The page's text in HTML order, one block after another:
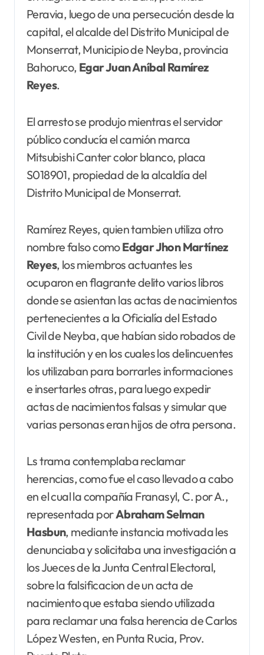
Peravia, luego de una persecución desde la
capital, el alcalde del Distrito Municipal de
Monserrat, Municipio de Neyba, provincia
Bahoruco, Egar Juan Aníbal Ramírez
Reyes.
El arresto se produjo mientras el servidor
público conducía el camión marca
Mitsubishi Canter color blanco, placa
S018901, propiedad de la alcaldía del
Distrito Municipal de Monserrat.
Ramírez Reyes, quien tambien utiliza otro
nombre falso comoEdgar JhonMartínez
Reyes, los miembros actuantes les
ocuparon en flagrante delito varios libros
donde se asientan las actas de nacimientos
pertenecientes a la Oficialía del Estado
Civil de Neyba, que habían sido robados de
la institución y en los cuales los delincuentes
los utilizaban para borrarles informaciones
e insertarles otras, para luego expedir
actas de nacimientos falsas y simular que
varias personas eran hijos de otra persona.
Ls trama contemplaba reclamar
herencias, como fue el caso llevado a cabo
en el cual la compañía Franasyl, C. por A.,
representada porAbraham Selman
Hasbun, mediante instancia motivada les
denunciaba y solicitaba una investigación a
los Jueces de la Junta Central Electoral,
sobre la falsificacion de un acta de
nacimiento que estaba siendo utilizada
para reclamar una falsa herencia de Carlos
López Westen, en Punta Rucia, Prov.